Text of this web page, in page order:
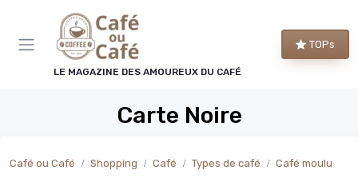
LE MAGAZINE DES AMOUREUX DU CAFÉ
TOPs
Carte Noire
Café ou Café Shopping Café Types de café Café moulu
Panneau de gestion des cookies